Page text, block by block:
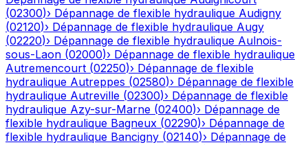
(02300)› Dépannage de flexible hydraulique Audigny
(02120)› Dépannage de flexible hydraulique Augy
(02220)› Dépannage de flexible hydraulique Aulnois-
sous-Laon (02000)› Dépannage de flexible hydraulique
Autremencourt (02250)› Dépannage de flexible
hydraulique Autreppes (02580)› Dépannage de flexible
hydraulique Autreville (02300)› Dépannage de flexible
hydraulique Azy-sur-Marne (02400)› Dépannage de
flexible hydraulique Bagneux (02290)› Dépannage de
flexible hydraulique Bancigny (02140)› Dépannage de